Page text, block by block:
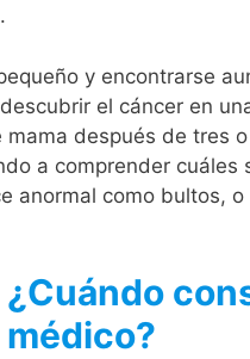
y encontrarse
el cáncer en
después de tres
a comprender cuáles
anormal como bultos,
¿Cuándo
médico?